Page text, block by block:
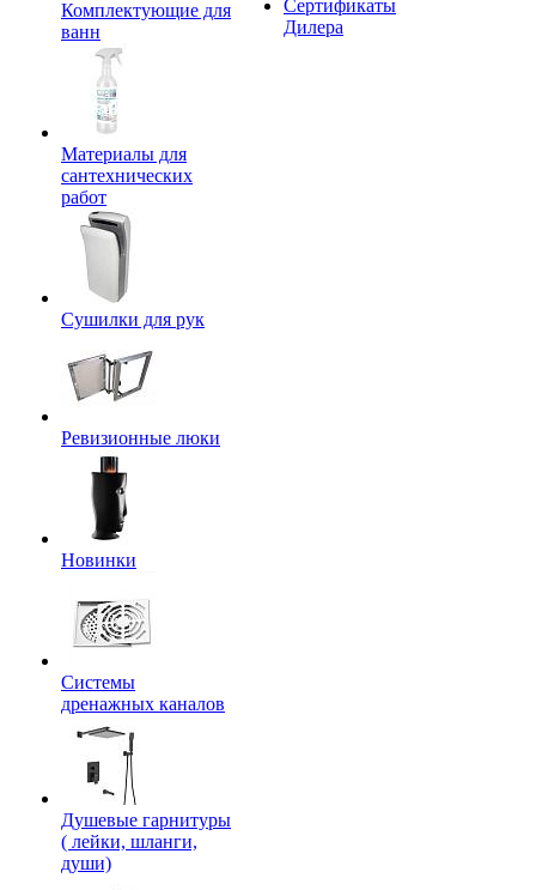
Комплектующие для
ванн
Материалы для
сантехнических
работ
Сушилки для рук
Ревизионные люки
Новинки
Системы
дренажных каналов
Душевые гарнитуры
( лейки, шланги,
души)
Сертификаты
Дилера